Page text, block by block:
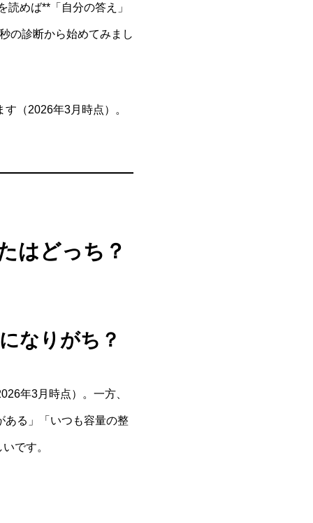
めば**「自分の答え」
の診断から始めてみまし
（2026年3月時点）。
はどっち？
なりがち？
年3月時点）。一方、
ある」「いつも容量の整
です。